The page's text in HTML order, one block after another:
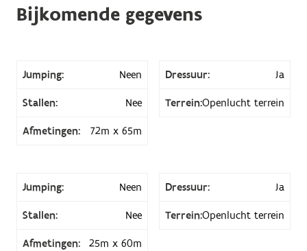
Bijkomende gegevens
Jumping: Neen Dressuur: Ja
Stallen: Nee Terrein:Openlucht terrein
Afmetingen: 72m x 65m
Jumping: Neen Dressuur: Ja
Stallen: Nee Terrein:Openlucht terrein
Afmetingen: 25m x 60m